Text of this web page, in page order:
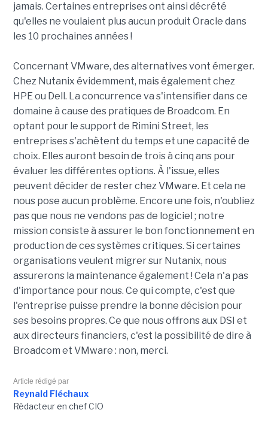
jamais. Certaines entreprises ont ainsi décrété
qu'elles ne voulaient plus aucun produit Oracle dans
les 10 prochaines années !
Concernant VMware, des alternatives vont émerger.
Chez Nutanix évidemment, mais également chez
HPE ou Dell. La concurrence va s'intensifier dans ce
domaine à cause des pratiques de Broadcom. En
optant pour le support de Rimini Street, les
entreprises s'achètent du temps et une capacité de
choix. Elles auront besoin de trois à cinq ans pour
évaluer les différentes options. À l'issue, elles
peuvent décider de rester chez VMware. Et cela ne
nous pose aucun problème. Encore une fois, n'oubliez
pas que nous ne vendons pas de logiciel ; notre
mission consiste à assurer le bon fonctionnement en
production de ces systèmes critiques. Si certaines
organisations veulent migrer sur Nutanix, nous
assurerons la maintenance également ! Cela n'a pas
d'importance pour nous. Ce qui compte, c'est que
l'entreprise puisse prendre la bonne décision pour
ses besoins propres. Ce que nous offrons aux DSI et
aux directeurs financiers, c'est la possibilité de dire à
Broadcom et VMware : non, merci.
Article rédigé par
Reynald Fléchaux
Rédacteur en chef CIO